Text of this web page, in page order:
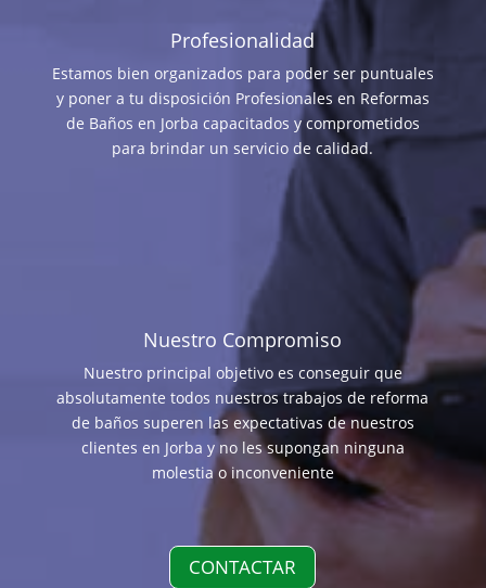
Profesionalidad
Estamos bien organizados para poder ser puntuales
y poner a tu disposición Profesionales en Reformas
de Baños en Jorba capacitados y comprometidos
para brindar un servicio de calidad.
Nuestro Compromiso
Nuestro principal objetivo es conseguir que
absolutamente todos nuestros trabajos de reforma
de baños superen las expectativas de nuestros
clientes en Jorba y no les supongan ninguna
molestia o inconveniente
CONTACTAR